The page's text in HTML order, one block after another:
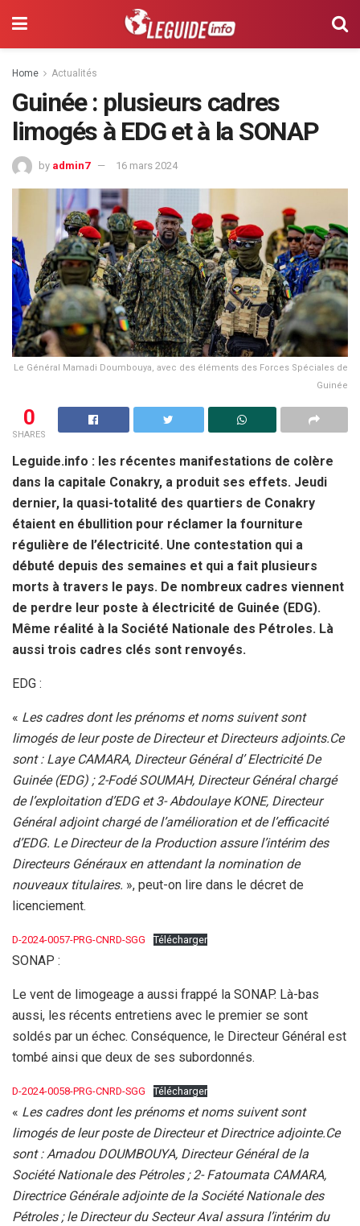
Home Actualités
Guinée : plusieurs cadres
limogés à EDG et à la SONAP
by admin7 16 mars 2024
Le Général Mamadi Doumbouya, avec des éléments des Forces Spéciales de
Guinée
0
SHARES
Leguide.info : les récentes manifestations de colère
dans la capitale Conakry, a produit ses effets. Jeudi
dernier, la quasi-totalité des quartiers de Conakry
étaient en ébullition pour réclamer la fourniture
régulière de l’électricité. Une contestation qui a
débuté depuis des semaines et qui a fait plusieurs
morts à travers le pays. De nombreux cadres viennent
de perdre leur poste à électricité de Guinée (EDG).
Même réalité à la Société Nationale des Pétroles. Là
aussi trois cadres clés sont renvoyés.
EDG :
« Les cadres dont les prénoms et noms suivent sont
limogés de leur poste de Directeur et Directeurs adjoints.Ce
sont : Laye CAMARA, Directeur Général d’ Electricité De
Guinée (EDG) ; 2-Fodé SOUMAH, Directeur Général chargé
de l’exploitation d’EDG et 3- Abdoulaye KONE, Directeur
Général adjoint chargé de l’amélioration et de l’efficacité
d’EDG. Le Directeur de la Production assure l’intérim des
Directeurs Généraux en attendant la nomination de
nouveaux titulaires. », peut-on lire dans le décret de
licenciement.
D-2024-0057-PRG-CNRD-SGG Télécharger
SONAP :
Le vent de limogeage a aussi frappé la SONAP. Là-bas
aussi, les récents entretiens avec le premier se sont
soldés par un échec. Conséquence, le Directeur Général est
tombé ainsi que deux de ses subordonnés.
D-2024-0058-PRG-CNRD-SGG Télécharger
« Les cadres dont les prénoms et noms suivent sont
limogés de leur poste de Directeur et Directrice adjointe.Ce
sont : Amadou DOUMBOUYA, Directeur Général de la
Société Nationale des Pétroles ; 2- Fatoumata CAMARA,
Directrice Générale adjointe de la Société Nationale des
Pétroles ; le Directeur du Secteur Aval assura l’intérim du